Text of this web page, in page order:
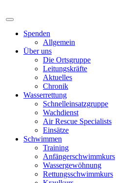
Spenden
Allgemein
Über uns
Die Ortsgruppe
Leitungskräfte
Aktuelles
Chronik
Wasserrettung
Schnelleinsatzgruppe
Wachdienst
Air Rescue Specialists
Einsätze
Schwimmen
Training
Anfängerschwimmkurs
Wassergewöhnung
Rettungsschwimmkurs